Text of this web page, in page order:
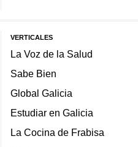
VERTICALES
La Voz de la Salud
Sabe Bien
Global Galicia
Estudiar en Galicia
La Cocina de Frabisa